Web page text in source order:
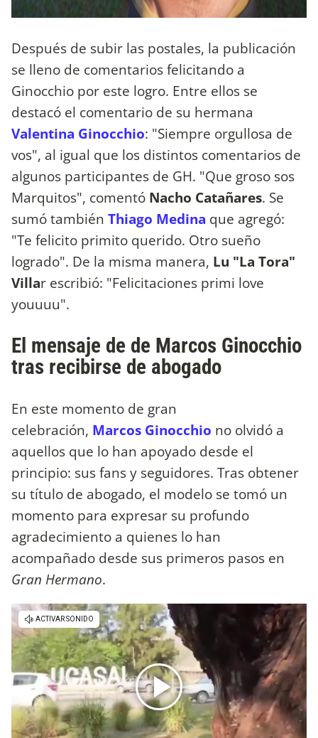
Después de subir las postales, la publicación
se lleno de comentarios felicitando a
Ginocchio por este logro. Entre ellos se
destacó el comentario de su hermana
Valentina Ginocchio: "Siempre orgullosa de
vos", al igual que los distintos comentarios de
algunos participantes de GH. "Que groso sos
Marquitos", comentó Nacho Catañares. Se
sumó también Thiago Medina que agregó:
"Te felicito primito querido. Otro sueño
logrado". De la misma manera, Lu "La Tora"
Villar escribió: "Felicitaciones primi love
youuuu".
El mensaje de de Marcos Ginocchio
tras recibirse de abogado
En este momento de gran
celebración, Marcos Ginocchio no olvidó a
aquellos que lo han apoyado desde el
principio: sus fans y seguidores. Tras obtener
su título de abogado, el modelo se tomó un
momento para expresar su profundo
agradecimiento a quienes lo han
acompañado desde sus primeros pasos en
Gran Hermano.